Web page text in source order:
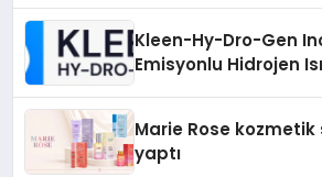
Kleen-Hy-Dro-Gen
Emisyonlu Hidrojen
Marie Rose
yaptı